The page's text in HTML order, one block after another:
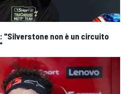
"Silverstone non è un circuito